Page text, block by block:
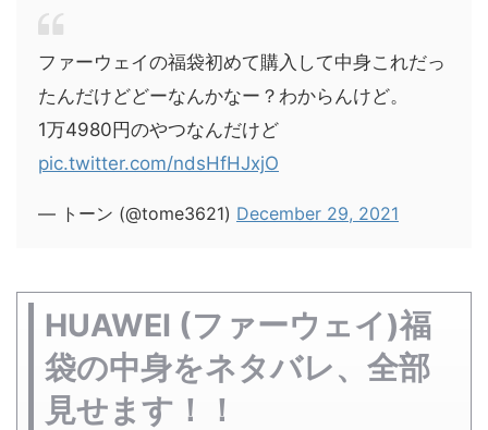
ファーウェイの福袋初めて購入して中身これだっ
たんだけどどーなんかなー？わからんけど。
1万4980円のやつなんだけど
pic.twitter.com/ndsHfHJxjO
— トーン (@tome3621) December 29, 2021
HUAWEI (ファーウェイ)福
袋の中身をネタバレ、全部
見せます！！